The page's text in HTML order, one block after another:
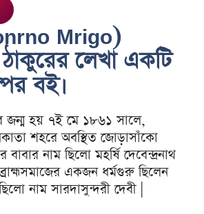
Mrigo)
ঠাকুরের লেখা একটি
বই।
জন্ম হয় ৭ই মে ১৮৬১ সালে,
শহরে অবস্থিত জোড়াসাঁকো
নাম ছিলো মহর্ষি দেবেন্দ্রনাথ
একজন ধর্মগুরু ছিলেন
নাম সারদাসুন্দরী দেবী |